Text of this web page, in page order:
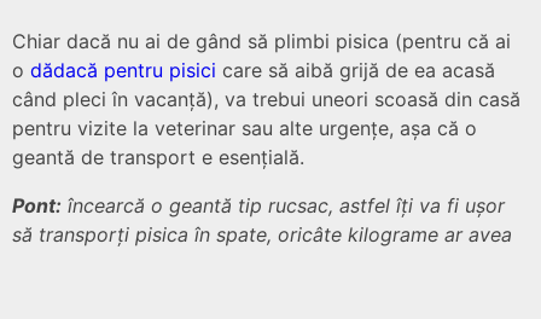
Chiar dacă nu ai de gând să plimbi pisica (pentru că ai
o dădacă pentru pisici care să aibă grijă de ea acasă
când pleci în vacanță), va trebui uneori scoasă din casă
pentru vizite la veterinar sau alte urgențe, așa că o
geantă de transport e esențială.
Pont: încearcă o geantă tip rucsac, astfel îți va fi ușor
să transporți pisica în spate, oricâte kilograme ar avea